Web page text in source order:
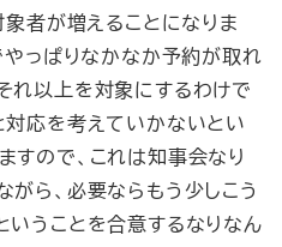
者が増えることになりま
っぱりなかなか予約が取れ
れ以上を対象にするわけで
対応を考えていかないとい
すので、これは知事会なり
がら、必要ならもう少しこう
いうことを合意するなりなん